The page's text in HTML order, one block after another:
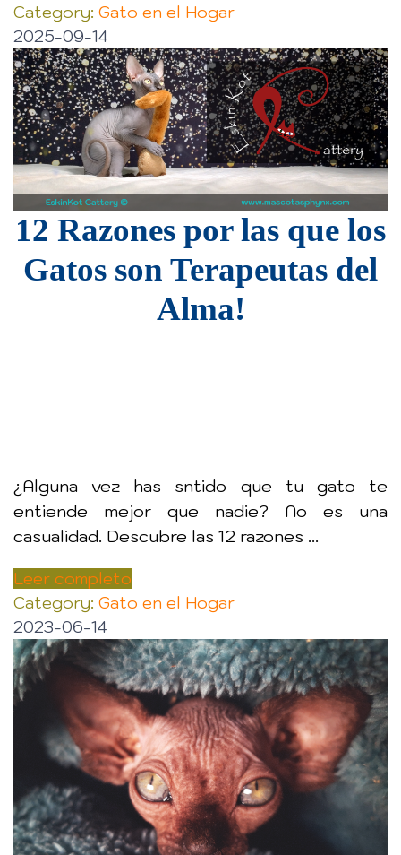
Category: Gato en el Hogar
2025-09-14
12 Razones por las que los
Gatos son Terapeutas del
Alma!
¿Alguna vez has sntido que tu gato te
entiende mejor que nadie? No es una
casualidad. Descubre las 12 razones ...
Leer completo
Category: Gato en el Hogar
2023-06-14